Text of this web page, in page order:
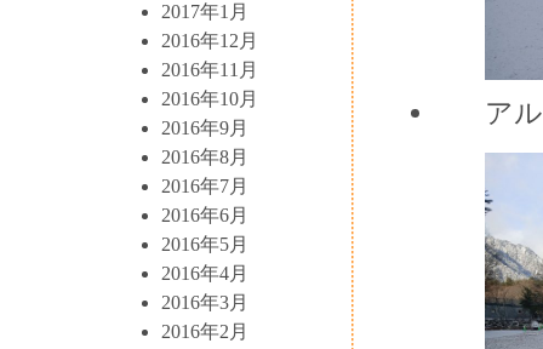
2017年1月
2016年12月
2016年11月
2016年10月
2016年9月
2016年8月
2016年7月
2016年6月
2016年5月
2016年4月
2016年3月
2016年2月
ア